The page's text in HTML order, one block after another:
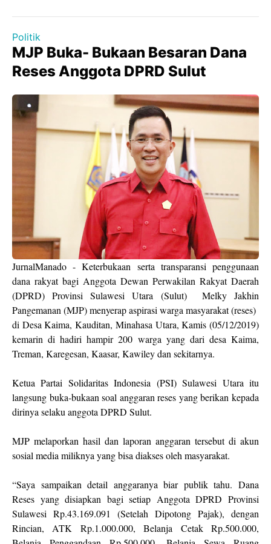
Politik
MJP Buka- Bukaan Besaran Dana
Reses Anggota DPRD Sulut
JurnalManado - Keterbukaan serta transparansi penggunaan
dana rakyat bagi Anggota Dewan Perwakilan Rakyat Daerah
(DPRD) Provinsi Sulawesi Utara (Sulut) Melky Jakhin
Pangemanan (MJP) menyerap aspirasi warga masyarakat (reses)
di Desa Kaima, Kauditan, Minahasa Utara, Kamis (05/12/2019)
kemarin di hadiri hampir 200 warga yang dari desa Kaima,
Treman, Karegesan, Kaasar, Kawiley dan sekitarnya.
Ketua Partai Solidaritas Indonesia (PSI) Sulawesi Utara itu
langsung buka-bukaan soal anggaran reses yang berikan kepada
dirinya selaku anggota DPRD Sulut.
MJP melaporkan hasil dan laporan anggaran tersebut di akun
sosial media miliknya yang bisa diakses oleh masyarakat.
“Saya sampaikan detail anggaranya biar publik tahu. Dana
Reses yang disiapkan bagi setiap Anggota DPRD Provinsi
Sulawesi Rp.43.169.091 (Setelah Dipotong Pajak), dengan
Rincian, ATK Rp.1.000.000, Belanja Cetak Rp.500.000,